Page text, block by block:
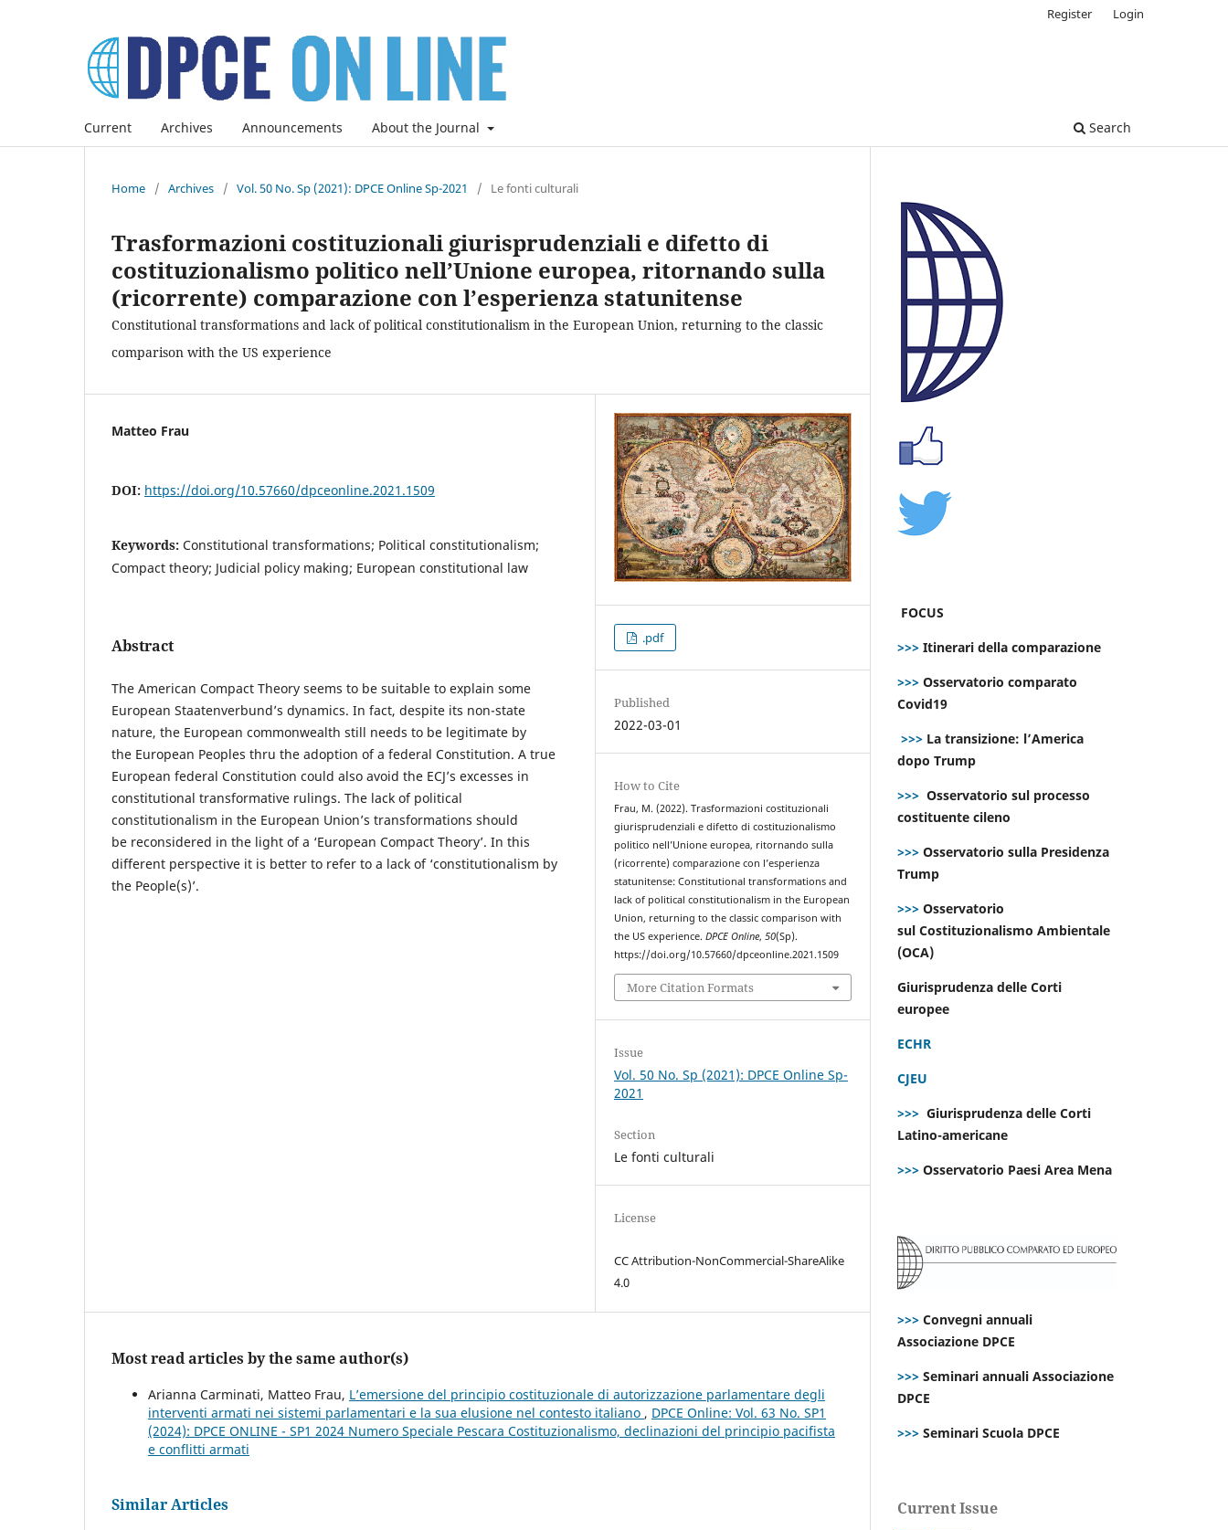
Current Archives Announcements About the Journal Search
Register Login
Home / Archives / Vol. 50 No. Sp (2021): DPCE Online Sp-2021 / Le fonti culturali
Trasformazioni costituzionali giurisprudenziali e difetto di
costituzionalismo politico nell’Unione europea, ritornando sulla
(ricorrente) comparazione con l’esperienza statunitense
Constitutional transformations and lack of political constitutionalism in the European Union, returning to the classic
comparison with the US experience
Matteo Frau
DOI: https://doi.org/10.57660/dpceonline.2021.1509
Keywords: Constitutional transformations; Political constitutionalism;
Compact theory; Judicial policy making; European constitutional law
Abstract
The American Compact Theory seems to be suitable to explain some
European Staatenverbund’s dynamics. In fact, despite its non-state
nature, the European commonwealth still needs to be legitimate by
the European Peoples thru the adoption of a federal Constitution. A true
European federal Constitution could also avoid the ECJ’s excesses in
constitutional transformative rulings. The lack of political
constitutionalism in the European Union’s transformations should
be reconsidered in the light of a ‘European Compact Theory’. In this
different perspective it is better to refer to a lack of ‘constitutionalism by
the People(s)’.
.pdf
Published
2022-03-01
How to Cite
Frau, M. (2022). Trasformazioni costituzionali
giurisprudenziali e difetto di costituzionalismo
politico nell’Unione europea, ritornando sulla
(ricorrente) comparazione con l’esperienza
statunitense: Constitutional transformations and
lack of political constitutionalism in the European
Union, returning to the classic comparison with
the US experience.DPCE Online,50(Sp).
https://doi.org/10.57660/dpceonline.2021.1509
More Citation Formats
Issue
Vol. 50 No. Sp (2021): DPCE Online Sp-
2021
Section
Le fonti culturali
License
CC Attribution-NonCommercial-ShareAlike
4.0
Most read articles by the same author(s)
Arianna Carminati, Matteo Frau, L’emersione del principio costituzionale di autorizzazione parlamentare degli
interventi armati nei sistemi parlamentari e la sua elusione nel contesto italiano , DPCE Online: Vol. 63 No. SP1
(2024): DPCE ONLINE - SP1 2024 Numero Speciale Pescara Costituzionalismo, declinazioni del principio pacifista
e conflitti armati
Similar Articles
FOCUS
>>> Itinerari della comparazione
>>> Osservatorio comparato
Covid19
>>> La transizione: l’America
dopo Trump
>>> Osservatorio sul processo
costituente cileno
>>> Osservatorio sulla Presidenza
Trump
>>> Osservatorio
sul Costituzionalismo Ambientale
(OCA)
Giurisprudenza delle Corti
europee
ECHR
CJEU
>>> Giurisprudenza delle Corti
Latino-americane
>>> Osservatorio Paesi Area Mena
>>> Convegni annuali
Associazione DPCE
>>> Seminari annuali Associazione
DPCE
>>> Seminari Scuola DPCE
Current Issue